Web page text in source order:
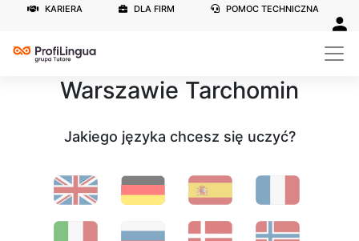
KARIERA DLA FIRM POMOC TECHNICZNA
Szkoła językowa w
Warszawie Tarchomin
Jakiego języka chcesz się uczyć?